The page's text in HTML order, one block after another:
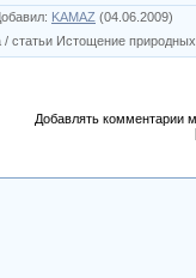
: KAMAZ (04.06.2009)
/ статьи Истощение
Добавлять комментарии